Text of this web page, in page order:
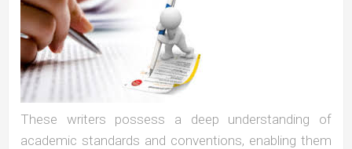
These writers possess a deep understanding of
academic standards and conventions, enabling them